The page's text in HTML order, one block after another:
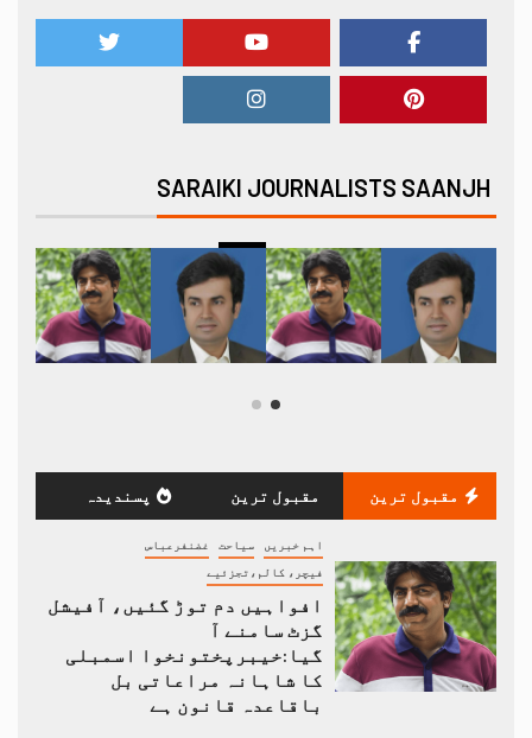
SARAIKI JOURNALISTS SAANJH
مقبول ترین مقبول ترین پسندیدہ
اہم خبریں سیاحت غضنفرعباس
فیچر، کالم،تجزئیے
افواہیں دم توڑ گئیں، آفیشل
گزٹ سامنے آ
گیا:خیبرپختونخوا اسمبلی
کا شاہانہ مراعاتی بل
باقاعدہ قانون ہے